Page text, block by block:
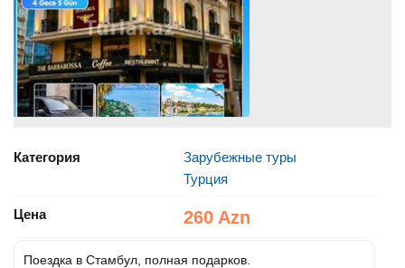
Категория
Зарубежные туры
Турция
Цена 260 Azn
Поездка в Стамбул, полная подарков.